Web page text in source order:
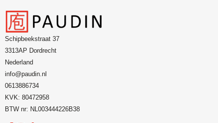
Schipbeekstraat 37
3313AP Dordrecht
Nederland
info@paudin.nl
0613886734
KVK: 80472958
BTW nr: NL003444226B38